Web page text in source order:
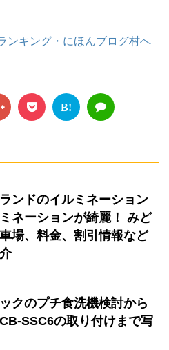
B!
ンドのイルミネーション
ネーションが綺麗！ みど
場、料金、割引情報など
クのプチ食洗機検討から
SSC6の取り付けまで写